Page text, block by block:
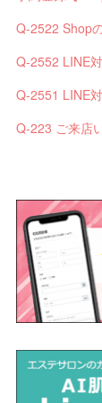
Q-223 ご来店